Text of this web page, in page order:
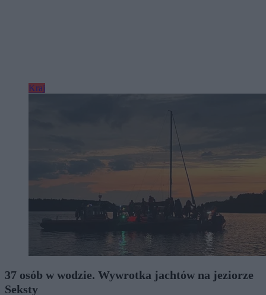
Kraj
37 osób w wodzie. Wywrotka jachtów na jeziorze
Seksty